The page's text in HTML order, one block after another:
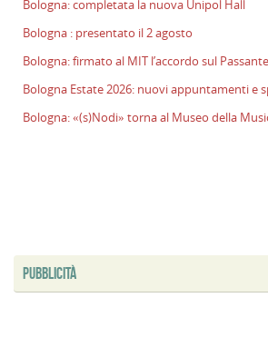
Bologna: completata la nuova Unipol Hall
Bologna : presentato il 2 agosto
Bologna: firmato al MIT l’accordo sul
Bologna Estate 2026: nuovi appuntamenti e
Bologna: «(s)Nodi» torna al Museo della
PUBBLICITÀ